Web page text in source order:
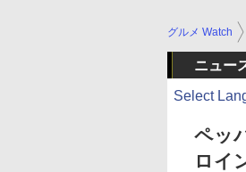
グルメ Watch
ニュー
Select
ペッ
ロイ